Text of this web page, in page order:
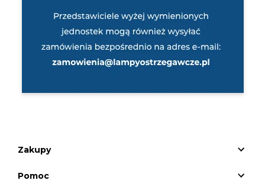
Zakupy
Pomoc